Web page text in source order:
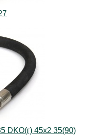
DKO(г) 45х2 35(90)